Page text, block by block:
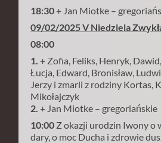
18:30+ Jan Miotke –
09/02/2025 V Niedziela
08:00
1. + Zofia, Feliks, Henryk,
Łucja, Edward, Bronisław,
Jerzy i zmarli z rodziny Kortas,
Mikołajczyk
2. + Jan Miotke – gregoriańskie
10:00 Z okazji urodzin Iwony o
dary, o moc Ducha i zdrowie